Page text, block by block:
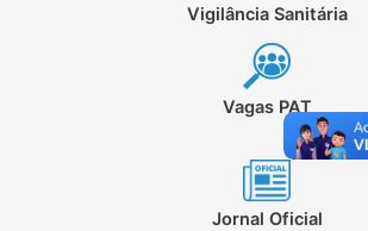
Vigilância Sanitária
Vagas PAT
Jornal Oficial